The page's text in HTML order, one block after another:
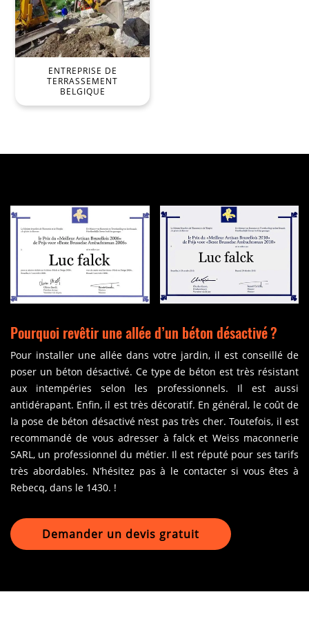
ENTREPRISE DE
TERRASSEMENT
BELGIQUE
Pourquoi revêtir une allée d’un béton désactivé ?
Pour installer une allée dans votre jardin, il est conseillé de
poser un béton désactivé. Ce type de béton est très résistant
aux intempéries selon les professionnels. Il est aussi
antidérapant. Enfin, il est très décoratif. En général, le coût de
la pose de béton désactivé n’est pas très cher. Toutefois, il est
recommandé de vous adresser à falck et Weiss maconnerie
SARL, un professionnel du métier. Il est réputé pour ses tarifs
très abordables. N’hésitez pas à le contacter si vous êtes à
Rebecq, dans le 1430. !
Demander un devis gratuit